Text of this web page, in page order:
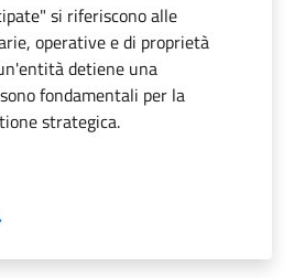
si riferiscono alle
operative e di proprietà
detiene una
fondamentali per la
strategica.